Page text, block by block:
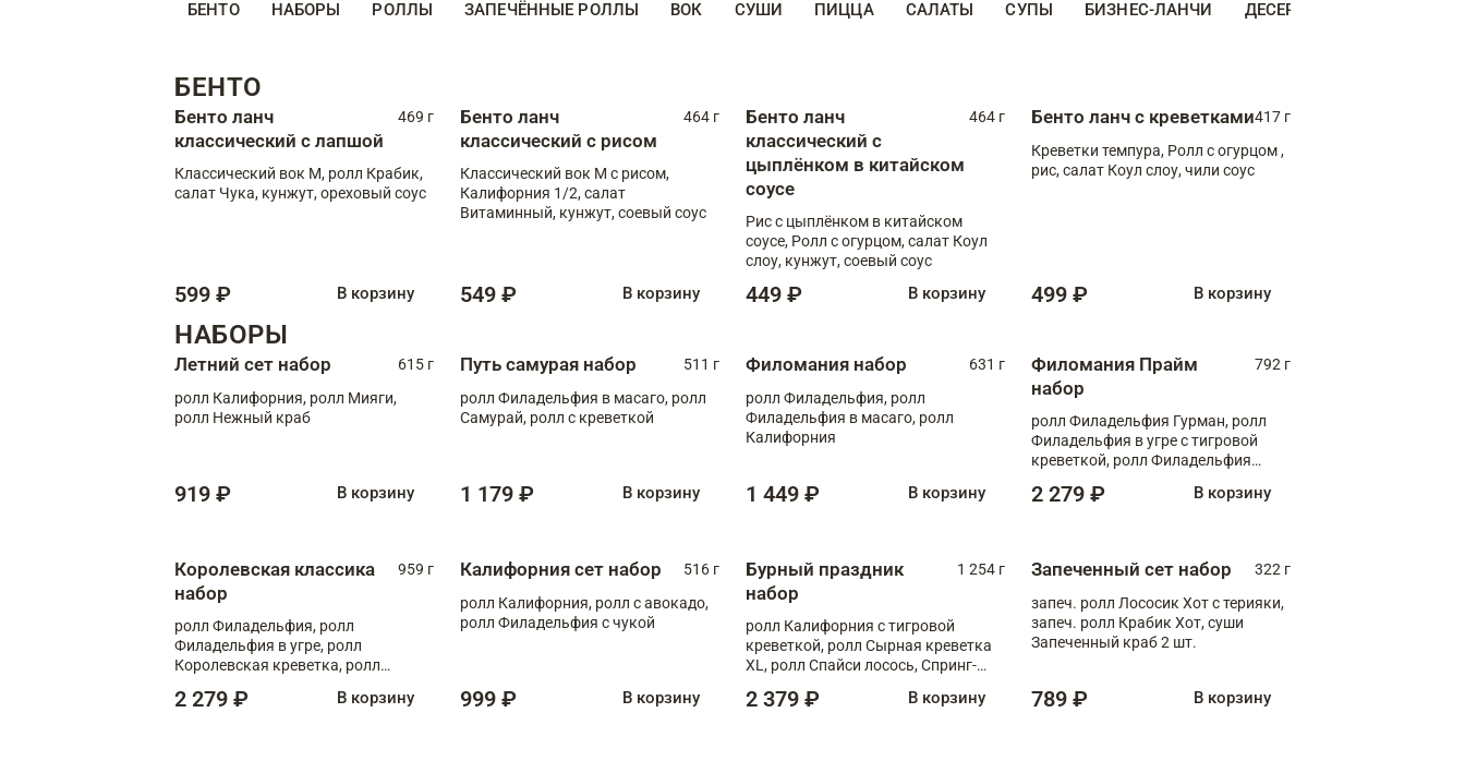
БЕНТО НАБОРЫ РОЛЛЫ ЗАПЕЧЁННЫЕ РОЛЛЫ ВОК СУШИ ПИЦЦА САЛАТЫ СУПЫ БИЗНЕС-ЛАНЧИ ДЕСЕРТЫ
БЕНТО
Бенто ланч
классический с лапшой
469 г
Классический вок М, ролл Крабик,
салат Чука, кунжут, ореховый соус
599 ₽ В корзину
Бенто ланч
классический с рисом
464 г
Классический вок М с рисом,
Калифорния 1/2, салат
Витаминный, кунжут, соевый соус
549 ₽ В корзину
Бенто ланч
классический с
цыплёнком в китайском
соусе
464 г
Рис с цыплёнком в китайском
соусе, Ролл с огурцом, салат Коул
слоу, кунжут, соевый соус
449 ₽ В корзину
Бенто ланч с креветками417 г
Креветки темпура, Ролл с огурцом ,
рис, салат Коул слоу, чили соус
499 ₽ В корзину
НАБОРЫ
Летний сет набор
615 г
ролл Калифорния, ролл Мияги,
ролл Нежный краб
919 ₽ В корзину
Путь самурая набор
511 г
ролл Филадельфия в масаго, ролл
Самурай, ролл с креветкой
1 179 ₽ В корзину
Филомания набор
631 г
ролл Филадельфия, ролл
Филадельфия в масаго, ролл
Калифорния
1 449 ₽ В корзину
Филомания Прайм
набор
792 г
ролл Филадельфия Гурман, ролл
Филадельфия в угре с тигровой
креветкой, ролл Филадельфия
2 279 ₽ В корзину
Королевская классика
набор
959 г
ролл Филадельфия, ролл
Филадельфия в угре, ролл
Королевская креветка, ролл
2 279 ₽ В корзину
Калифорния сет набор
516 г
ролл Калифорния, ролл с авокадо,
ролл Филадельфия с чукой
999 ₽ В корзину
Бурный праздник
набор
1 254 г
ролл Калифорния с тигровой
креветкой, ролл Сырная креветка
XL, ролл Спайси лосось, Спринг-
Медовая креветка
2 379 ₽ В корзину
Запеченный сет набор
322 г
запеч. ролл Лососик Хот с терияки,
запеч. ролл Крабик Хот, суши
Запеченный краб 2 шт.
789 ₽ В корзину